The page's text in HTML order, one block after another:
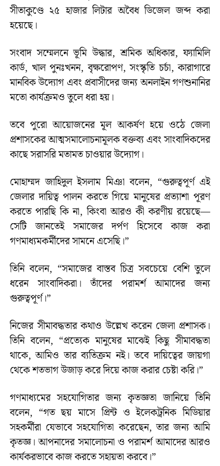
সীতাকুণ্ডে ২৫ হাজার লিটার অবৈধ ডিজেল জব্দ করা
হয়েছে।
সংবাদ সম্মেলনে ভূমি উদ্ধার, শ্রমিক অধিকার, ফ্যামিলি
কার্ড, খাল পুনঃখনন, বৃক্ষরোপণ, সংস্কৃতি চর্চা, কারাগারে
মানবিক উদ্যোগ এবং প্রবাসীদের জন্য অনলাইন গণশুনানির
মতো কার্যক্রমও তুলে ধরা হয়।
তবে পুরো আয়োজনের মূল আকর্ষণ হয়ে ওঠে জেলা
প্রশাসকের আত্মসমালোচনামূলক বক্তব্য এবং সাংবাদিকদের
কাছে সরাসরি মতামত চাওয়ার উদ্যোগ।
মোহাম্মদ জাহিদুল ইসলাম মিঞা বলেন, “গুরুত্বপূর্ণ এই
জেলার দায়িত্ব পালন করতে গিয়ে মানুষের প্রত্যাশা পূরণ
করতে পারছি কি না, কিংবা আরও কী করণীয় রয়েছে—
সেটি জানতেই সমাজের দর্পণ হিসেবে কাজ করা
গণমাধ্যমকর্মীদের সামনে এসেছি।”
তিনি বলেন, “সমাজের বাস্তব চিত্র সবচেয়ে বেশি তুলে
ধরেন সাংবাদিকরা। তাঁদের পরামর্শ আমাদের জন্য
গুরুত্বপূর্ণ।”
নিজের সীমাবদ্ধতার কথাও উল্লেখ করেন জেলা প্রশাসক।
তিনি বলেন, “প্রত্যেক মানুষের মাঝেই কিছু সীমাবদ্ধতা
থাকে, আমিও তার ব্যতিক্রম নই। তবে দায়িত্বের জায়গা
থেকে শতভাগ উজাড় করে দিয়ে কাজ করার চেষ্টা করি।”
গণমাধ্যমের সহযোগিতার জন্য কৃতজ্ঞতা জানিয়ে তিনি
বলেন, “গত ছয় মাসে প্রিন্ট ও ইলেকট্রনিক মিডিয়ার
সহকর্মীরা যেভাবে সহযোগিতা করেছেন, তার জন্য আমি
কৃতজ্ঞ। আপনাদের সমালোচনা ও পরামর্শ আমাদের আরও
কার্যকরভাবে কাজ করতে সহায়তা করবে।”